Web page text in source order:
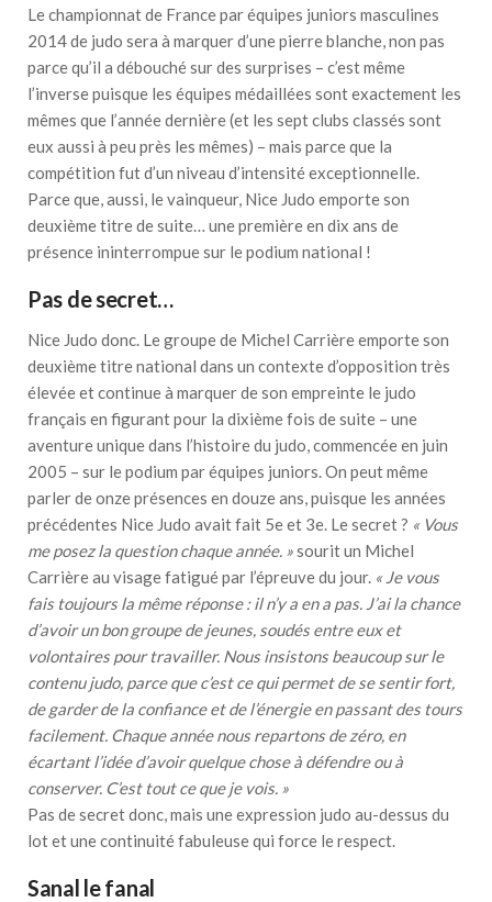
Le championnat de France par équipes juniors masculines
2014 de judo sera à marquer d’une pierre blanche, non pas
parce qu’il a débouché sur des surprises – c’est même
l’inverse puisque les équipes médaillées sont exactement les
mêmes que l’année dernière (et les sept clubs classés sont
eux aussi à peu près les mêmes) – mais parce que la
compétition fut d’un niveau d’intensité exceptionnelle.
Parce que, aussi, le vainqueur, Nice Judo emporte son
deuxième titre de suite… une première en dix ans de
présence ininterrompue sur le podium national !
Pas de secret…
Nice Judo donc. Le groupe de Michel Carrière emporte son
deuxième titre national dans un contexte d’opposition très
élevée et continue à marquer de son empreinte le judo
français en figurant pour la dixième fois de suite – une
aventure unique dans l’histoire du judo, commencée en juin
2005 – sur le podium par équipes juniors. On peut même
parler de onze présences en douze ans, puisque les années
précédentes Nice Judo avait fait 5e et 3e. Le secret ? « Vous
me posez la question chaque année. »sourit un Michel
Carrière au visage fatigué par l’épreuve du jour. « Je vous
fais toujours la même réponse : il n’y a en a pas. J’ai la chance
d’avoir un bon groupe de jeunes, soudés entre eux et
volontaires pour travailler. Nous insistons beaucoup sur le
contenu judo, parce que c’est ce qui permet de se sentir fort,
de garder de la confiance et de l’énergie en passant des tours
facilement. Chaque année nous repartons de zéro, en
écartant l’idée d’avoir quelque chose à défendre ou à
conserver. C’est tout ce que je vois. »
Pas de secret donc, mais une expression judo au-dessus du
lot et une continuité fabuleuse qui force le respect.
Sanal le fanal